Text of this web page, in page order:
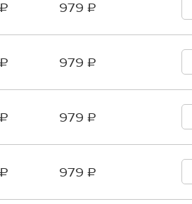
979 ₽
979 ₽
979 ₽
979 ₽